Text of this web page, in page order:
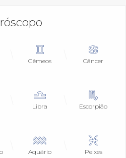
Gêmeos Câncer
Libra Escorpião
Aquário Peixes